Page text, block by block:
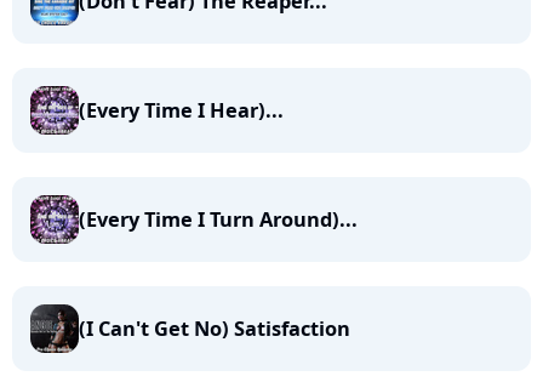
(Every Time I Hear)...
(Every Time I Turn Around)...
(I Can't Get No) Satisfaction